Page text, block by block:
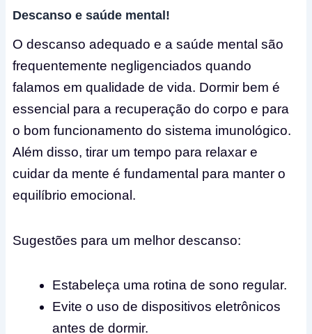
Descanso e saúde mental!
O descanso adequado e a saúde mental são
frequentemente negligenciados quando
falamos em qualidade de vida. Dormir bem é
essencial para a recuperação do corpo e para
o bom funcionamento do sistema imunológico.
Além disso, tirar um tempo para relaxar e
cuidar da mente é fundamental para manter o
equilíbrio emocional.
Sugestões para um melhor descanso:
Estabeleça uma rotina de sono regular.
Evite o uso de dispositivos eletrônicos
antes de dormir.